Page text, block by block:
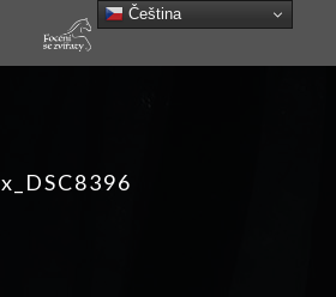
x_DSC8396
Čeština‎